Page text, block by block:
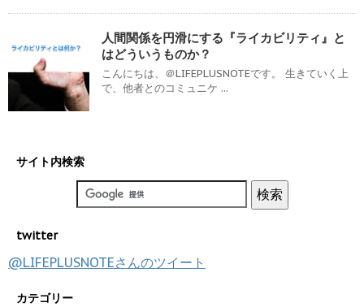
人間関係を円滑にする『ライカビリティ』と
はどういうものか？
こんにちは、＠LIFEPLUSNOTEです。 生きていく上
で、他者とのコミュニケ ...
サイト内検索
twitter
@LIFEPLUSNOTEさんのツイート
カテゴリー